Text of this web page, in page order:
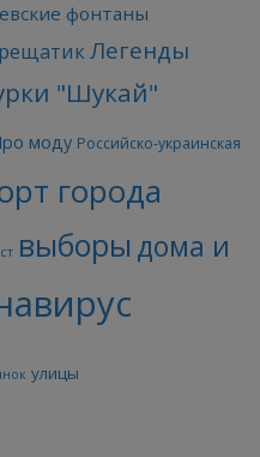
фонтаны
Легенды
"Шукай"
моду Российско-украинская
города
выборы дома и
улицы